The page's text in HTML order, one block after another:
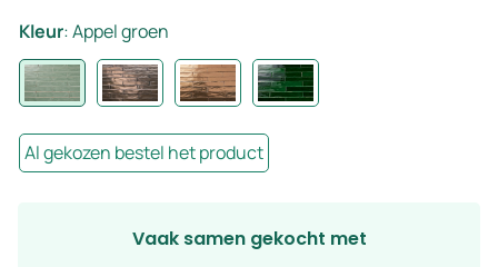
Kleur:Appel groen
Al gekozen bestel het product
Vaak samen gekocht met